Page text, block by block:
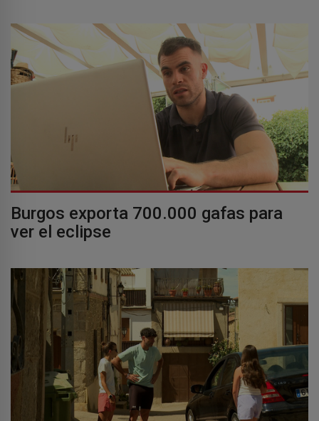
Burgos exporta 700.000 gafas para
ver el eclipse